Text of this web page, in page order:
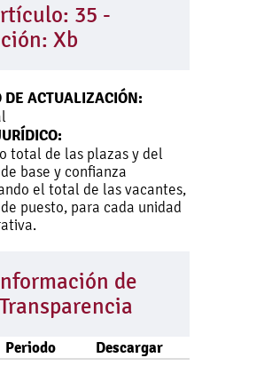
35 -
Xb
DE ACTUALIZACIÓN:
total de las plazas y del
base y confianza
el total de las vacantes,
puesto, para cada unidad
de
Transparencia
Periodo Descargar